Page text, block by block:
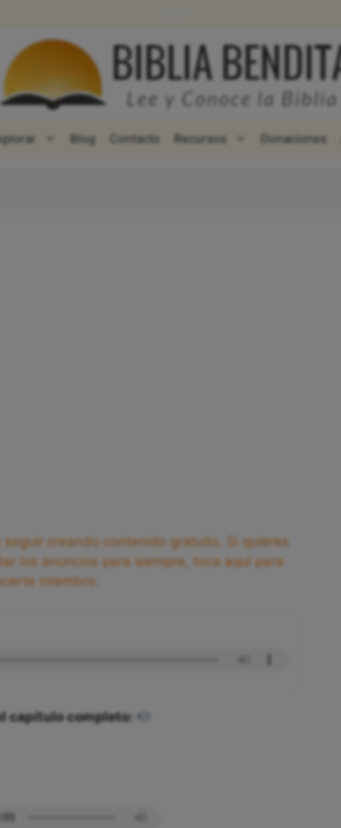
Blog Contacto Recursos Donaciones
seguir creando contenido gratuito. Si quieres
los anuncios para siempre, toca aquí para
miembro.
capítulo completo: